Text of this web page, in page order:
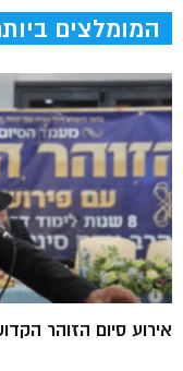
המומלצים
אירוע סיום הזוהר